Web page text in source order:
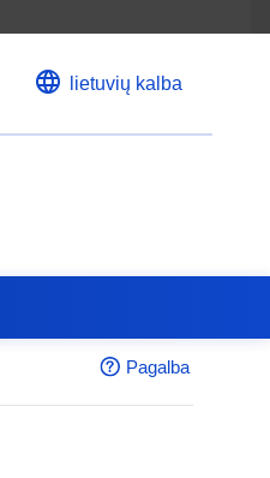
lietuvių kalba
Pagalba